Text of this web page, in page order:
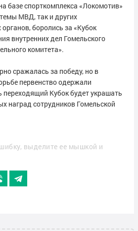
базе спорткомплекса «Локомотив»
МВД, так и других
боролись за «Кубок
внутренних дел Гомельского
комитета».
сражалась за победу, но в
первенство одержали
переходящий Кубок будет украшать
наград сотрудников Гомельской
выделите ее мышкой и